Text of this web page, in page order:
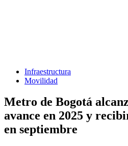
Infraestructura
Movilidad
Metro de Bogotá
avance en 2025 y
en septiembre